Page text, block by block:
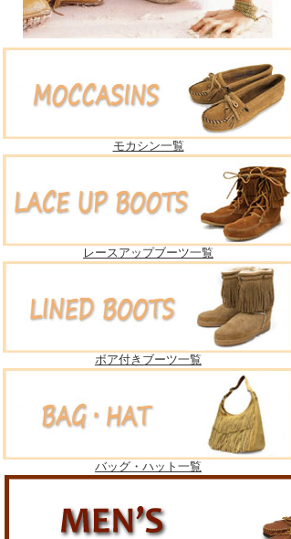
モカシン一覧
レースアップブーツ一覧
ボア付きブーツ一覧
バッグ・ハット一覧